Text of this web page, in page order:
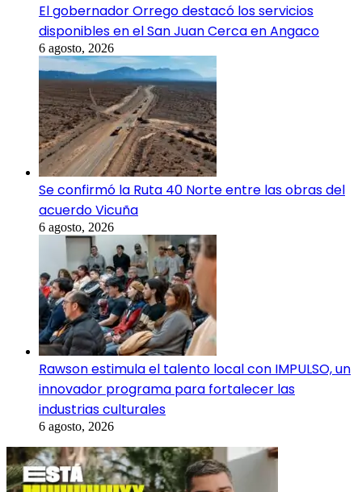
El gobernador Orrego destacó los servicios
disponibles en el San Juan Cerca en Angaco
6 agosto, 2026
Se confirmó la Ruta 40 Norte entre las obras del
acuerdo Vicuña
6 agosto, 2026
Rawson estimula el talento local con IMPULSO, un
innovador programa para fortalecer las
industrias culturales
6 agosto, 2026